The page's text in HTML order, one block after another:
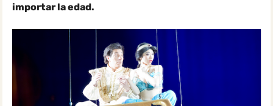
importar la edad.